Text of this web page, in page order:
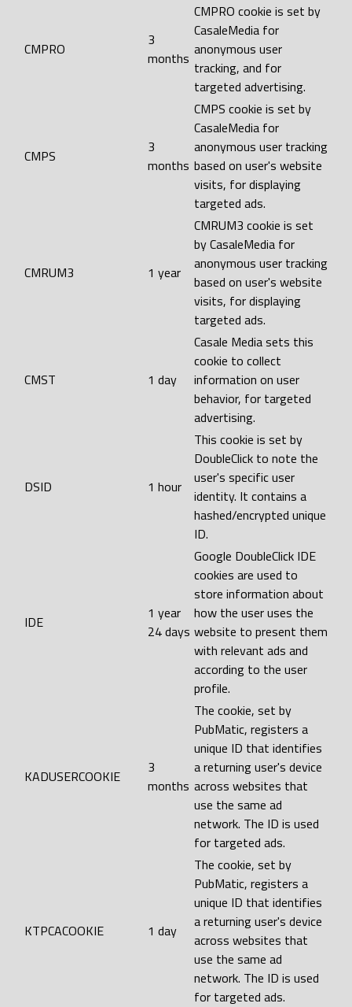
CMPRO
3
months
CMPRO cookie is set by
CasaleMedia for
anonymous user
tracking, and for
targeted advertising.
CMPS
3
months
CMPS cookie is set by
CasaleMedia for
anonymous user tracking
based on user's website
visits, for displaying
targeted ads.
CMRUM3 1 year
CMRUM3 cookie is set
by CasaleMedia for
anonymous user tracking
based on user's website
visits, for displaying
targeted ads.
CMST 1 day
Casale Media sets this
cookie to collect
information on user
behavior, for targeted
advertising.
DSID 1 hour
This cookie is set by
DoubleClick to note the
user's specific user
identity. It contains a
hashed/encrypted unique
ID.
IDE
1 year
24 days
Google DoubleClick IDE
cookies are used to
store information about
how the user uses the
website to present them
with relevant ads and
according to the user
profile.
KADUSERCOOKIE
3
months
The cookie, set by
PubMatic, registers a
unique ID that identifies
a returning user's device
across websites that
use the same ad
network. The ID is used
for targeted ads.
KTPCACOOKIE 1 day
The cookie, set by
PubMatic, registers a
unique ID that identifies
a returning user's device
across websites that
use the same ad
network. The ID is used
for targeted ads.